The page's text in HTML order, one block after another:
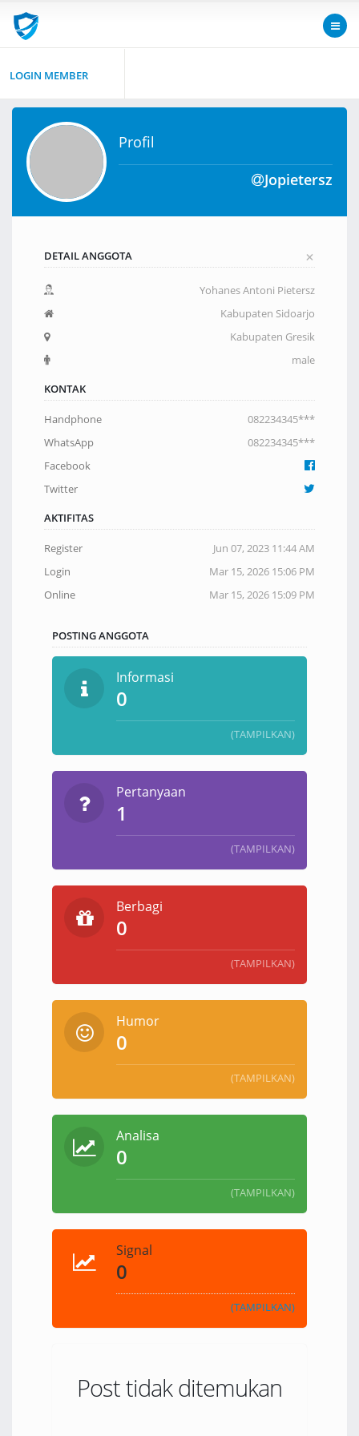
LOGIN MEMBER
Profil
Jopietersz
DETAIL ANGGOTA +
Yohanes Antoni Pietersz
Kabupaten Sidoarjo
Kabupaten Gresik
male
KONTAK
Handphone
082234345***
WhatsApp
082234345***
Facebook
Twitter
AKTIFITAS
Register
Jun 07, 2023 11:44 AM
Login
Mar 15, 2026 15:06 PM
Online
Mar 15, 2026 15:09 PM
POSTING ANGGOTA
Informasi
0
(TAMPILKAN)
Pertanyaan
1
(TAMPILKAN)
Berbagi
0
(TAMPILKAN)
Humor
0
(TAMPILKAN)
Analisa
0
(TAMPILKAN)
Signal
0
(TAMPILKAN)
Post tidak ditemukan